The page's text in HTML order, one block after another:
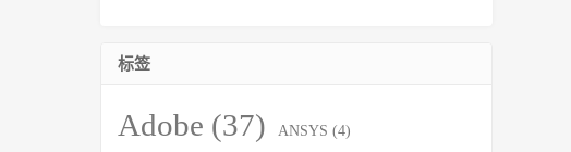
标签
Adobe (37) ANSYS (4)